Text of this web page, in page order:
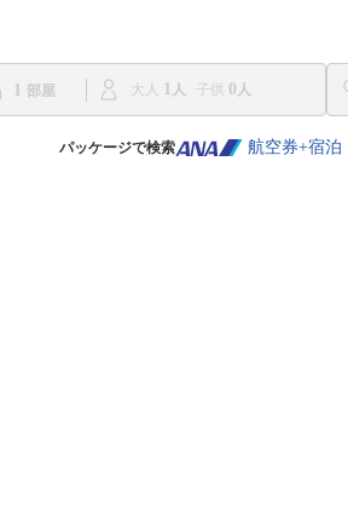
1 大人 1 子供 0
パッケージで検索 航空券+宿泊